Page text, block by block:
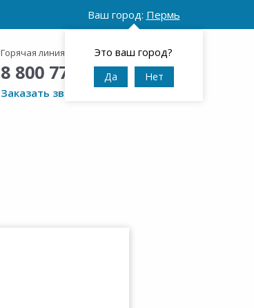
Ваш город: Пермь
Это ваш город?
Да Нет
Горячая линия: Круглосуточно
8 800 777 42 95
Заказать звонок